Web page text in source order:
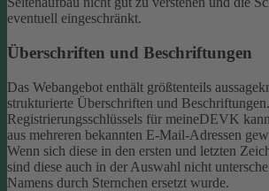
eventuell eingeschränkt.
Überschriften und Beschriftungen
Das Webangebot enthält größtenteils
strukturierte Überschriften und Beschriftungen.
Registrierungsschlüssels für meineDEVK
aus mehreren bekannten E-Mail-Adressen
Wenn sich diese in den ersten und letzten
sind diese auch in der Auswahl nicht
Namens durch Sternchen ersetzt wurde.